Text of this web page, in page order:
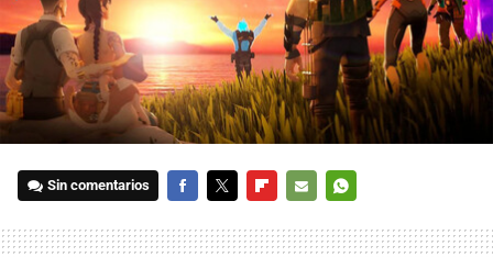
Sin comentarios
MAIL